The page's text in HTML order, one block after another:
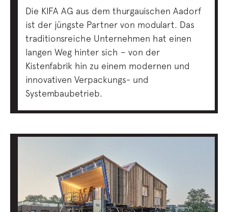
Die KIFA AG aus dem thurgauischen Aadorf
ist der jüngste Partner von modulart. Das
traditionsreiche Unternehmen hat einen
langen Weg hinter sich – von der
Kistenfabrik hin zu einem modernen und
innovativen Verpackungs- und
Systembaubetrieb.